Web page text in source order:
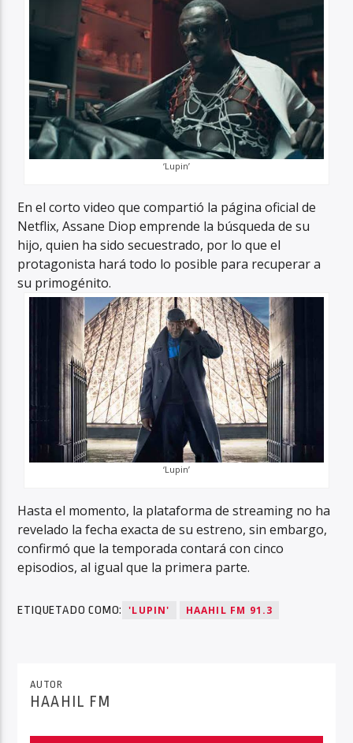
‘Lupin’
En el corto video que compartió la página oficial de
Netflix, Assane Diop emprende la búsqueda de su
hijo, quien ha sido secuestrado, por lo que el
protagonista hará todo lo posible para recuperar a
su primogénito.
‘Lupin’
Hasta el momento, la plataforma de streaming no ha
revelado la fecha exacta de su estreno, sin embargo,
confirmó que la temporada contará con cinco
episodios, al igual que la primera parte.
ETIQUETADO COMO: 'LUPIN' HAAHIL FM 91.3
AUTOR
HAAHIL FM